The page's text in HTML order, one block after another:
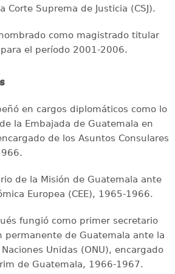
Corte Suprema de Justicia (CSJ).
como magistrado titular
el período 2001-2006.
en cargos diplomáticos como lo
la Embajada de Guatemala en
de los Asuntos Consulares
de la Misión de Guatemala ante
Europea (CEE), 1965-1966.
fungió como primer secretario
permanente de Guatemala ante la
Unidas (ONU), encargado
de Guatemala, 1966-1967.